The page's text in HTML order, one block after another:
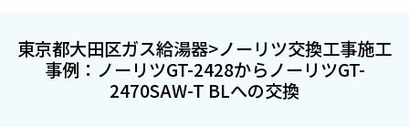
東京都大田区ガス給湯器>ノーリツ交換工事施工
事例：ノーリツGT-2428からノーリツGT-
2470SAW-T BLへの交換